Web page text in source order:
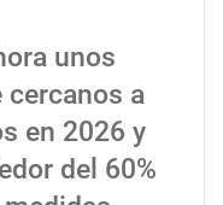
unos
a
en 2026 y
del 60%